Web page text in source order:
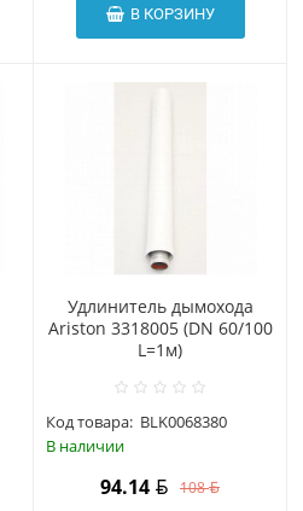
В КОРЗИНУ
Удлинитель дымохода
Ariston 3318005 (DN 60/100
L=1м)
Код товара: BLK0068380
В наличии
94.14 108